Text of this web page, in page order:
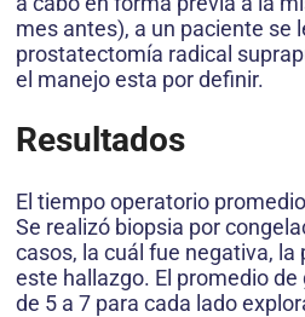
mes antes), a un paciente se
prostatectomía radical
el manejo esta por definir.
Resultados
El tiempo operatorio
Se realizó biopsia por
casos, la cuál fue negativa,
este hallazgo. El promedio
de 5 a 7 para cada lado